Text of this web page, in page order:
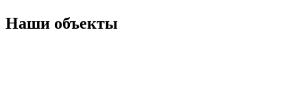
Наши объекты